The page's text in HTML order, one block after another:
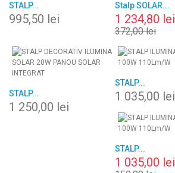
STALP...
995,50 lei
Stalp SOLAR...
1 234,80 lei
372,00 lei
STALP...
1 250,00 lei
STALP...
1 035,00 lei
STALP...
1 035,00 lei